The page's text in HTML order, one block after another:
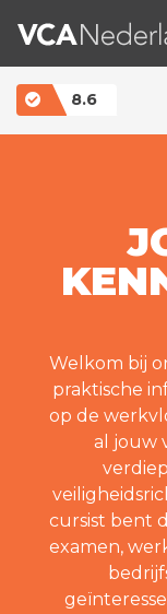
MAIN
8.6
Welkom bij
praktische
op de
al jouw
cursist bent
examen,